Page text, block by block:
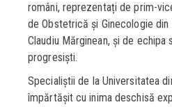
români, reprezentați de prim-
de Obstetrică și Ginecologie din
Claudiu Mărginean, și de
progresiști.
Specialiștii de la Universitatea
împărtășit cu inima deschisă